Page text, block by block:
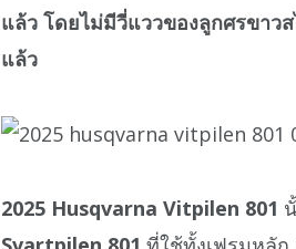
แล้ว โดยไม่มีวี่แววของลูกศรขาว
แล้ว
2025 Husqvarna Vitpilen 801